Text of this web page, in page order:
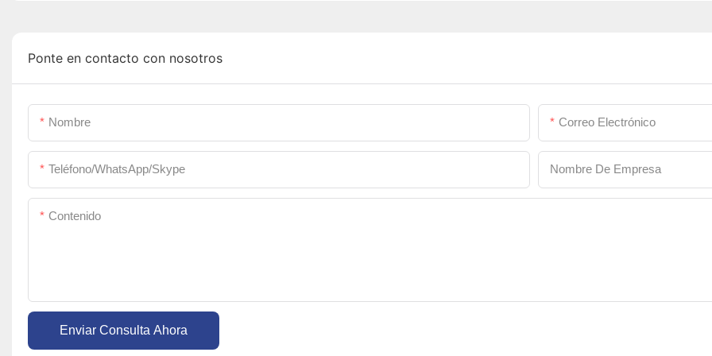
Ponte en contacto con nosotros
Nombre Correo Electrónico
Teléfono/WhatsApp/Skype Nombre De Empresa
Contenido
Enviar Consulta Ahora